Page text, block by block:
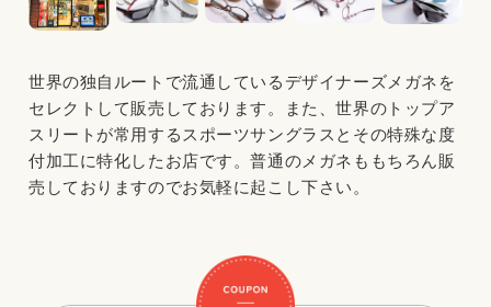
世界の独自ルートで流通しているデザイナーズメガネを
セレクトして販売しております。また、世界のトップア
スリートが常用するスポーツサングラスとその特殊な度
付加工に特化したお店です。普通のメガネももちろん販
売しておりますのでお気軽に起こし下さい。